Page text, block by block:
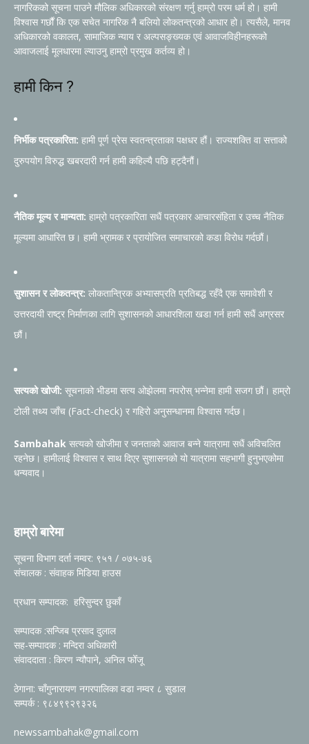
नागरिकको सूचना पाउने मौलिक अधिकारको संरक्षण गर्नु हाम्रो परम धर्म हो। हामी
विश्वास गर्छौं कि एक सचेत नागरिक नै बलियो लोकतन्त्रको आधार हो। त्यसैले, मानव
अधिकारको वकालत, सामाजिक न्याय र अल्पसङ्ख्यक एवं आवाजविहीनहरूको
आवाजलाई मूलधारमा ल्याउनु हाम्रो प्रमुख कर्तव्य हो।
हामी किन ?
निर्भीक पत्रकारिता: हामी पूर्ण प्रेस स्वतन्त्रताका पक्षधर हौं। राज्यशक्ति वा सत्ताको
दुरुपयोग विरुद्ध खबरदारी गर्न हामी कहिल्यै पछि हट्दैनौं।
नैतिक मूल्य र मान्यता: हाम्रो पत्रकारिता सधैं पत्रकार आचारसंहिता र उच्च नैतिक
मूल्यमा आधारित छ। हामी भ्रामक र प्रायोजित समाचारको कडा विरोध गर्दछौं।
सुशासन र लोकतन्त्र: लोकतान्त्रिक अभ्यासप्रति प्रतिबद्ध रहँदै एक समावेशी र
उत्तरदायी राष्ट्र निर्माणका लागि सुशासनको आधारशिला खडा गर्न हामी सधैं अग्रसर
छौं।
सत्यको खोजी: सूचनाको भीडमा सत्य ओझेलमा नपरोस् भन्नेमा हामी सजग छौं। हाम्रो
टोली तथ्य जाँच (Fact-check) र गहिरो अनुसन्धानमा विश्वास गर्दछ।
Sambahak सत्यको खोजीमा र जनताको आवाज बन्ने यात्रामा सधैं अविचलित
रहनेछ। हामीलाई विश्वास र साथ दिएर सुशासनको यो यात्रामा सहभागी हुनुभएकोमा
धन्यवाद।
हाम्रो बारेमा
सूचना विभाग दर्ता नम्वर: ९५१ / ०७५-७६
संचालक : संवाहक मिडिया हाउस
प्रधान सम्पादक: हरिसुन्दर छुकाँ
सम्पादक :सन्जिब प्रसाद दुलाल
सह-सम्पादक : मन्दिरा अधिकारी
संवाददाता : किरण न्यौपाने, अनिल फोँजू
ठेगाना: चाँगुनारायण नगरपालिका वडा नम्वर ८ सुडाल
सम्पर्क : ९८४९९२९३२६
newssambahak@gmail.com